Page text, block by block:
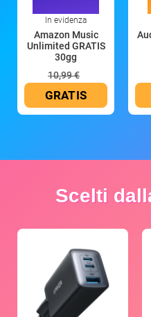
In evidenza
Amazon Music
Unlimited GRATIS
30gg
10,99 €
GRATIS
Scelti